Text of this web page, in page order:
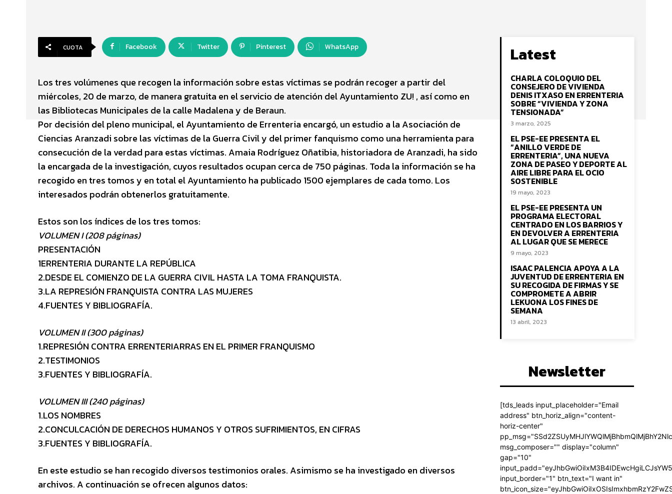
CUOTA Facebook Twitter Pinterest WhatsApp
Los tres volúmenes que recogen la información sobre estas víctimas se podrán recoger a partir del
miércoles, 20 de marzo, de manera gratuita en el servicio de atención del Ayuntamiento ZU! , así como en
las Bibliotecas Municipales de la calle Madalena y de Beraun.
Por decisión del pleno municipal, el Ayuntamiento de Errenteria encargó, un estudio a la Asociación de
Ciencias Aranzadi sobre las víctimas de la Guerra Civil y del primer fanquismo como una herramienta para
consecución de la verdad para estas víctimas. Amaia Rodríguez Oñatibia, historiadora de Aranzadi, ha sido
la encargada de la investigación, cuyos resultados ocupan cerca de 750 páginas. Toda la información se ha
recogido en tres tomos y en total el Ayuntamiento ha publicado 1500 ejemplares de cada tomo. Los
interesados podrán obtenerlos gratuitamente.
Estos son los índices de los tres tomos:
VOLUMEN I (208 páginas)
PRESENTACIÓN
1ERRENTERIA DURANTE LA REPÚBLICA
2.DESDE EL COMIENZO DE LA GUERRA CIVIL HASTA LA TOMA FRANQUISTA.
3.LA REPRESIÓN FRANQUISTA CONTRA LAS MUJERES
4.FUENTES Y BIBLIOGRAFÍA.
VOLUMEN II (300 páginas)
1.REPRESIÓN CONTRA ERRENTERIARRAS EN EL PRIMER FRANQUISMO
2.TESTIMONIOS
3.FUENTES Y BIBLIOGRAFÍA.
VOLUMEN III (240 páginas)
1.LOS NOMBRES
2.CONCULCACIÓN DE DERECHOS HUMANOS Y OTROS SUFRIMIENTOS, EN CIFRAS
3.FUENTES Y BIBLIOGRAFÍA.
En este estudio se han recogido diversos testimonios orales. Asimismo se ha investigado en diversos
archivos. A continuación se ofrecen algunos datos:
Latest
CHARLA COLOQUIO DEL
CONSEJERO DE VIVIENDA
DENIS ITXASO EN ERRENTERIA
SOBRE “VIVIENDA Y ZONA
TENSIONADA”
3 marzo, 2025
EL PSE-EE PRESENTA EL
“ANILLO VERDE DE
ERRENTERIA”, UNA NUEVA
ZONA DE PASEO Y DEPORTE AL
AIRE LIBRE PARA EL OCIO
SOSTENIBLE
19 mayo, 2023
EL PSE-EE PRESENTA UN
PROGRAMA ELECTORAL
CENTRADO EN LOS BARRIOS Y
EN DEVOLVER A ERRENTERIA
AL LUGAR QUE SE MERECE
9 mayo, 2023
ISAAC PALENCIA APOYA A LA
JUVENTUD DE ERRENTERIA EN
SU RECOGIDA DE FIRMAS Y SE
COMPROMETE A ABRIR
LEKUONA LOS FINES DE
SEMANA
13 abril, 2023
Newsletter
[tds_leads input_placeholder="Email
address" btn_horiz_align="content-
horiz-center"
msg_composer="" display="column"
gap="10"
input_border="1" btn_text="I want in"